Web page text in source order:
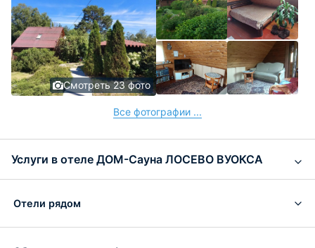
Смотреть 23 фото
Все фотографии ...
Услуги в отеле ДОМ-Сауна ЛОСЕВО ВУОКСА
Отели рядом